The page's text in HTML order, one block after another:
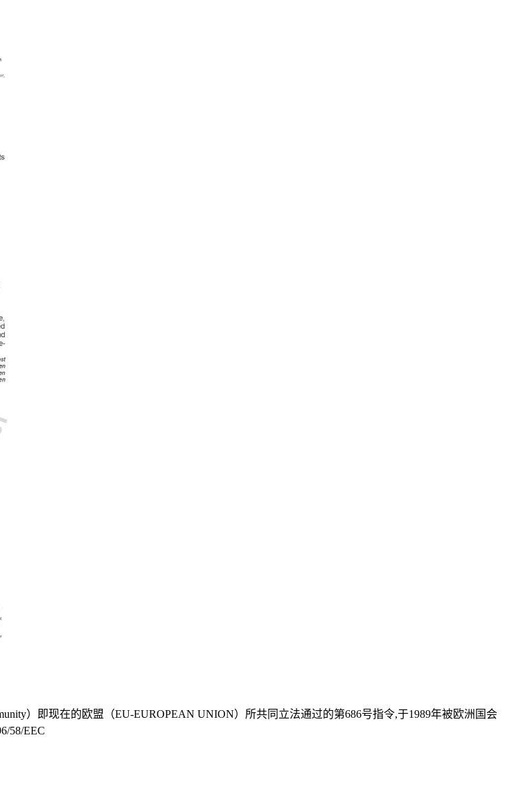
）即现在的欧盟（EU-EUROPEAN UNION）所共同立法通过的第686号指令,于1989年被欧洲国会
58/EEC